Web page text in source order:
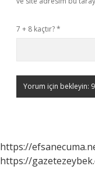
7 + 8 kaçtır?*
https://
https://